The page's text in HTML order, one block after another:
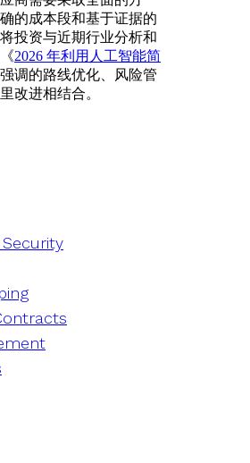
的成本段和基于证据的
投资与近期行业分析和
2026 年利用人工智能简
调的路线优化、风险管
改进相结合。